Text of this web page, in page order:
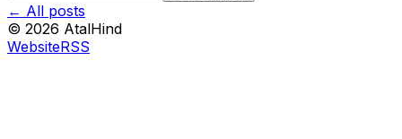
← All posts
© 2026 AtalHind
WebsiteRSS